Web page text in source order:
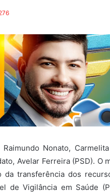
Nonato,
Avelar Ferreira (PSD). O
da transferência dos
de Vigilância em Saúde